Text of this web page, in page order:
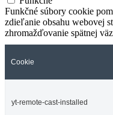
Funkčné súbory cookie
zdieľanie obsahu webovej
zhromažďovanie spätnej
Cookie
yt-remote-cast-installed